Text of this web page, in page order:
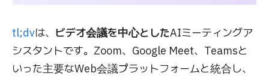
tl;dvは、 ビデオ会議を中心としたAIミーティングア
シスタントです。Zoom、Google Meet、Teamsと
いった主要なWeb会議プラットフォームと統合し、